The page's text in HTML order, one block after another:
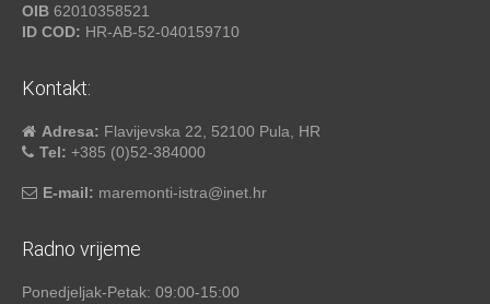
OIB 62010358521
ID COD: HR-AB-52-040159710
Kontakt:
Adresa: Flavijevska 22, 52100 Pula, HR
Tel: +385 (0)52-384000
E-mail: maremonti-istra@inet.hr
Radno vrijeme
Ponedjeljak-Petak: 09:00-15:00